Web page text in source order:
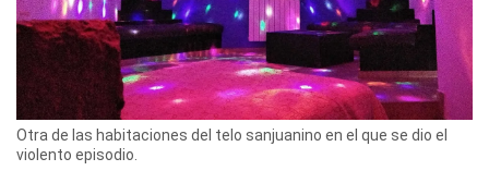
Otra de las habitaciones del telo sanjuanino en el que se dio el
violento episodio.